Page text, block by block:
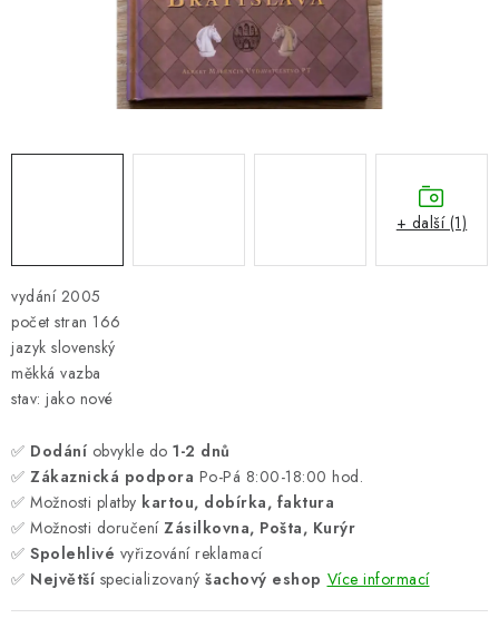
ŠACHOVÝ MERCH
VÝPRODEJ
FAQ
vydání 2005
počet stran 166
jazyk slovenský
měkká vazba
stav: jako nové
✅ Dodání obvykle do 1-2 dnů
✅ Zákaznická podpora Po-Pá 8:00-18:00 hod.
✅ Možnosti platby kartou, dobírka, faktura
✅ Možnosti doručení Zásilkovna, Pošta, Kurýr
✅ Spolehlivé vyřizování reklamací
✅ Největší specializovaný šachový eshop Více informací
+ další (1)